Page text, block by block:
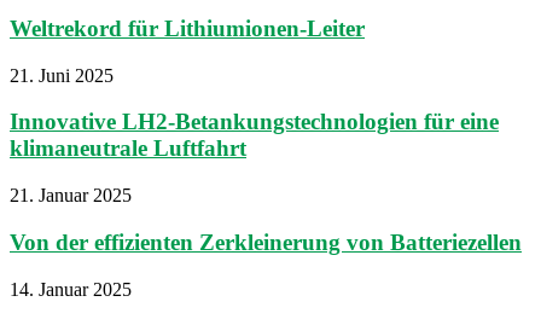
Weltrekord für Lithiumionen-Leiter
21. Juni 2025
Innovative LH2-Betankungstechnologien für eine
klimaneutrale Luftfahrt
21. Januar 2025
Von der effizienten Zerkleinerung von Batteriezellen
14. Januar 2025